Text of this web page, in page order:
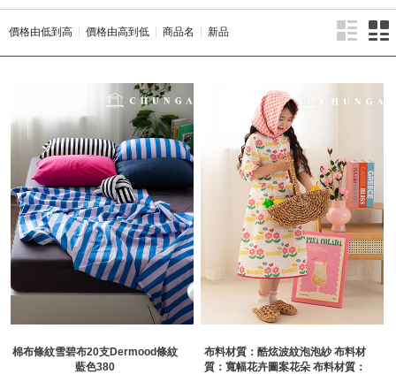
價格由低到高 價格由高到低 商品名 新品
棉布條紋雪碧布20支Dermood條紋
藍色380
布料材質：酷炫波紋泡泡紗 布料材
質：寬幅花卉圖案花朵 布料材質：